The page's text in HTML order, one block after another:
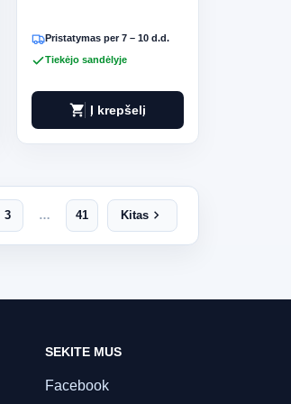
Pristatymas per 7 – 10 d.d.
Tiekėjo sandėlyje
shopping_cart Į krepšelį
3 … 41 Kitas chevron_right
SEKITE MUS
Facebook